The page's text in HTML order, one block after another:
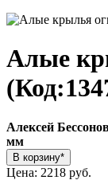
Алые
(Код:
Алексей
мм
Цена: 2218 руб.